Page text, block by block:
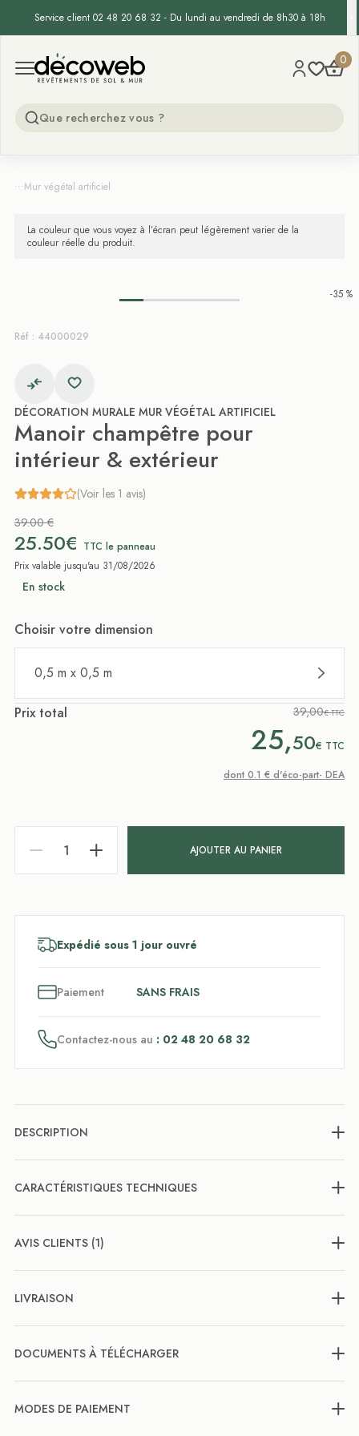
Service client 02 48 20 68 32 - Du lundi au vendredi de 8h30 à 18h
Open menu
Decoweb 0
...Mur végétal artificiel
La couleur que vous voyez à l’écran peut légèrement varier de la
couleur réelle du produit.
-35 %
Réf : 44000029
DÉCORATION MURALE MUR VÉGÉTAL ARTIFICIEL
Manoir champêtre pour
intérieur & extérieur
(Voir les 1 avis)
39.00 €
25.50€ TTC le panneau
Prix valable jusqu'au 31/08/2026
En stock
Choisir votre dimension
0,5 m x 0,5 m
Prix total 39,00€ TTC
25,50€ TTC
dont 0.1 € d'éco-part- DEA
AJOUTER AU PANIER
Expédié sous 1 jour ouvré
Paiement SANS FRAIS
Contactez-nous au : 02 48 20 68 32
DESCRIPTION
CARACTÉRISTIQUES TECHNIQUES
AVIS CLIENTS (1)
LIVRAISON
DOCUMENTS À TÉLÉCHARGER
MODES DE PAIEMENT